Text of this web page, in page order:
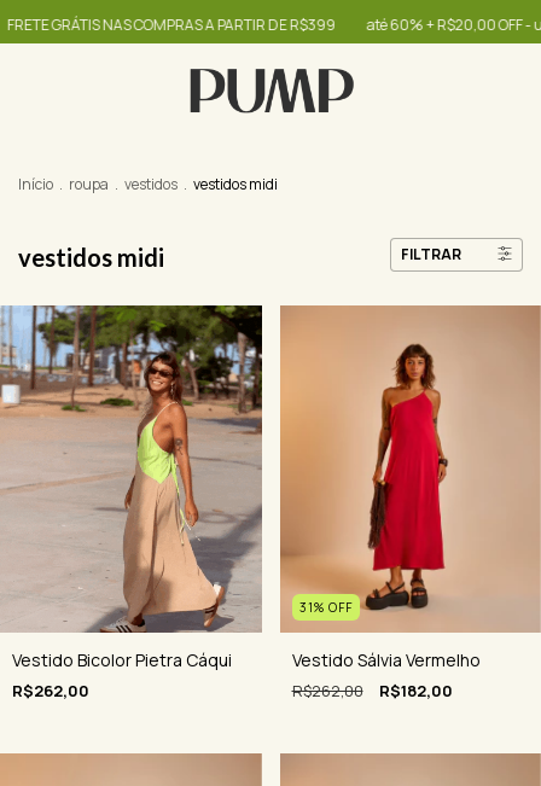
COMPRAS A PARTIR DE R$399 até 60% + R$20,00 OFF - use o cupom
Início . roupa . vestidos . vestidos midi
vestidos midi FILTRAR
Vestido Bicolor Pietra Cáqui
R$262,00
31% OFF
Vestido Sálvia Vermelho
R$262,00 R$182,00